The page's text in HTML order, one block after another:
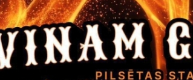
Pieteikšanās līdz 17.
OTĒŠANAS DARBNĪCĀ 19.
jaunas zināšanas par otēšanas
mākslā, lai uz koka priekšmeta
bija veidot mēbeles…